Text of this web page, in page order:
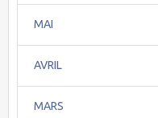
MAI
AVRIL
MARS